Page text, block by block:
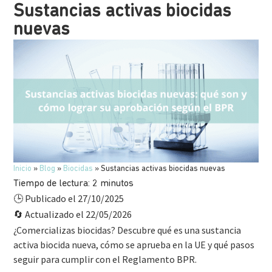
Sustancias activas biocidas
nuevas
Inicio » Blog » Biocidas »Sustancias activas biocidas nuevas
Tiempo de lectura: 2 minutos
🕒 Publicado el 27/10/2025
🔄 Actualizado el 22/05/2026
¿Comercializas biocidas? Descubre qué es una sustancia
activa biocida nueva, cómo se aprueba en la UE y qué pasos
seguir para cumplir con el Reglamento BPR.